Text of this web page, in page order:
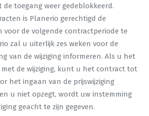
toegang weer gedeblokkeerd.
is Planerio gerechtigd de
voor de volgende contractperiode te
zal u uiterlijk zes weken voor de
van de wijziging informeren. Als u het
de wijziging, kunt u het contract tot
het ingaan van de prijswijziging
u niet opzegt, wordt uw instemming
geacht te zijn gegeven.